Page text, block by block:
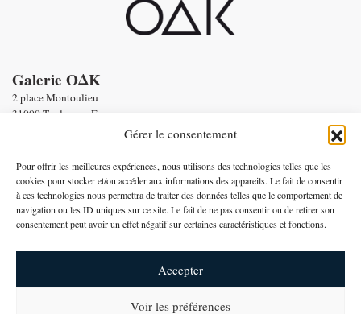
Gérer le consentement
Pour offrir les meilleures expériences, nous utilisons des technologies telles que les
cookies pour stocker et/ou accéder aux informations des appareils. Le fait de consentir
à ces technologies nous permettra de traiter des données telles que le comportement de
navigation ou les ID uniques sur ce site. Le fait de ne pas consentir ou de retirer son
consentement peut avoir un effet négatif sur certaines caractéristiques et fonctions.
Accepter
Voir les préférences
Galerie OΔK
2 place Montoulieu
31000 Toulouse - France
+33 6 58 56 86 19
-Conditions générales de vente
-Mentions légales
Paiement par
Français